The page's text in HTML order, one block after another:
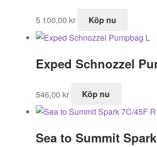
5 100,00 kr Köp nu
Exped Schnozzel
546,00 kr Köp nu
Sea to Summit